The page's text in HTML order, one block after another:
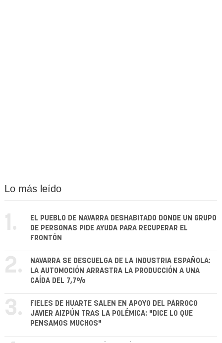
Lo más leído
1.
EL PUEBLO DE NAVARRA DESHABITADO DONDE UN GRUPO
DE PERSONAS PIDE AYUDA PARA RECUPERAR EL
FRONTÓN
2.
NAVARRA SE DESCUELGA DE LA INDUSTRIA ESPAÑOLA:
LA AUTOMOCIÓN ARRASTRA LA PRODUCCIÓN A UNA
CAÍDA DEL 7,7%
3.
FIELES DE HUARTE SALEN EN APOYO DEL PÁRROCO
JAVIER AIZPÚN TRAS LA POLÉMICA: "DICE LO QUE
PENSAMOS MUCHOS"